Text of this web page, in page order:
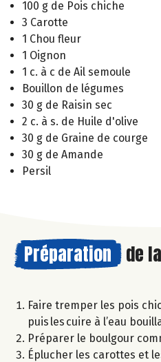
100 g de Pois chiche
3 Carotte
1 Chou fleur
1 Oignon
1 c. à c de Ail semoule
Bouillon de légumes
30 g de Raisin sec
2 c. à s. de Huile d'olive
30 g de Graine de courge
30 g de Amande
Persil
Préparation de la
Faire tremper les pois
puis les cuire à l’eau
Préparer le boulgour
Éplucher les carottes et